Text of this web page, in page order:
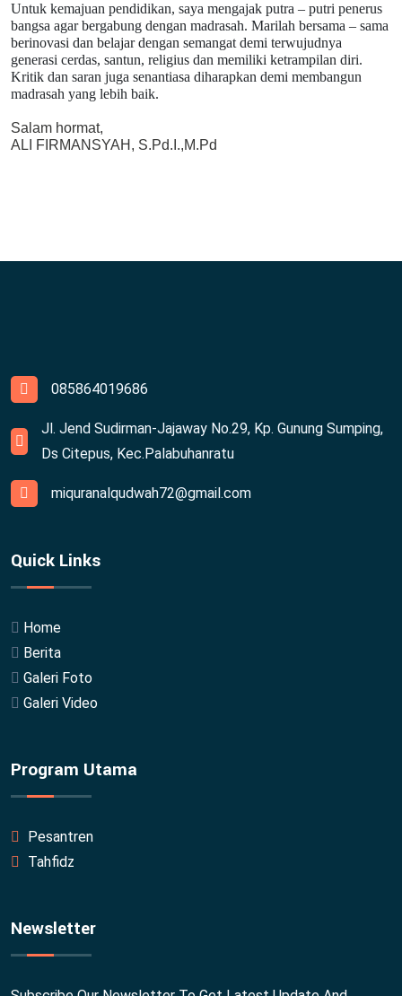
Untuk kemajuan pendidikan, saya mengajak putra – putri penerus
bangsa agar bergabung dengan madrasah. Marilah bersama – sama
berinovasi dan belajar dengan semangat demi terwujudnya
generasi cerdas, santun, religius dan memiliki ketrampilan diri.
Kritik dan saran juga senantiasa diharapkan demi membangun
madrasah yang lebih baik.
Salam hormat,
ALI FIRMANSYAH, S.Pd.I.,M.Pd
085864019686
Jl. Jend Sudirman-Jajaway No.29, Kp. Gunung Sumping,
Ds Citepus, Kec.Palabuhanratu
miquranalqudwah72@gmail.com
Quick Links
Home
Berita
Galeri Foto
Galeri Video
Program Utama
Pesantren
Tahfidz
Newsletter